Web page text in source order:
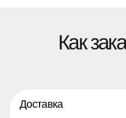
Доставка